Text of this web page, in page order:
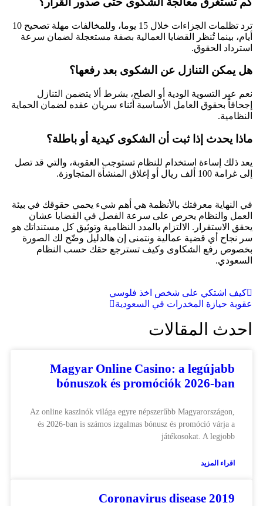
ترد تظلمات الجزاءات خلال 15 يوما، وللمخالفات مهلة تصحيح 10
أيام، بينما تُنظر القضايا العمالية بصفة مستعجلة لضمان سرعة
استرداد الحقوق.
هل يمكن التنازل عن الشكوى بعد رفعها؟
نعم عبر التسوية الودية أو الصلح، بشرط ألا يتضمن التنازل
إجحافاً بحقوق العامل الأساسية أثناء سريان عقده لضمان الحماية
النظامية.
ماذا يحدث إذا ثبت أن الشكوى كيدية أو باطلة؟
يعد ذلك إساءة استخدام للنظام تستوجب العقوبة، والتي قد تصل
إلى غرامة 100 ألف ريال أو إغلاق المنشأة المتجاوزة.
في النهاية معرفتك بالأنظمة هي أهم شيء يحمي حقوقك في بيئة
العمل والنظام يحرص على سرعة الفصل في القضايا عشان
يحقق الاستقرار. الالتزام بالمدد النظامية وتوثيق كل مستنداتك هو
سر نجاح أي قضية عمالية ونتمنى إن هالدليل وضّح لك الصورة
بخصوص رفع الشكاوى وكيف تسترجع حقك حسب النظام
السعودي.
كيف اشتكي على شخص اخذ فلوسي
عقوبة حيازة المخدرات في السعودية
احدث المقالات
Magyar Online Casino: a legújabb
bónuszok és promóciók 2026-ban
Az online kaszinók világa egyre népszerűbb Magyarországon,
és 2026-ban is számos izgalmas bónusz és promóció várja a
játékosokat. A legjobb
اقراء المزيد
Coronavirus disease 2019